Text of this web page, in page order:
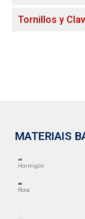
Tornillos y
MATERIAIS
Hormigón
Roca